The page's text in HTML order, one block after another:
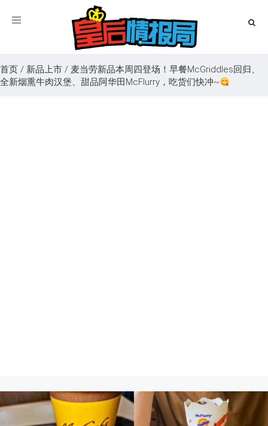
Toggle
首页 / 新品上市 / 麦当劳新品本周四登场！早餐McGriddles回归、
全新烟熏牛肉汉堡、甜品阿华田McFlurry，吃货们快冲~